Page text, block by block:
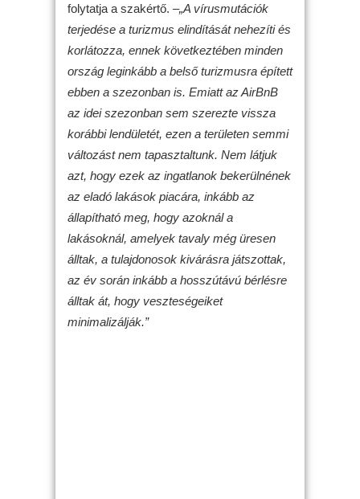
folytatja a szakértő. –„A vírusmutációk
terjedése a turizmus elindítását nehezíti és
korlátozza, ennek következtében minden
ország leginkább a belső turizmusra épített
ebben a szezonban is. Emiatt az AirBnB
az idei szezonban sem szerezte vissza
korábbi lendületét, ezen a területen semmi
változást nem tapasztaltunk. Nem látjuk
azt, hogy ezek az ingatlanok bekerülnének
az eladó lakások piacára, inkább az
állapítható meg, hogy azoknál a
lakásoknál, amelyek tavaly még üresen
álltak, a tulajdonosok kivárásra játszottak,
az év során inkább a hosszútávú bérlésre
álltak át, hogy veszteségeiket
minimalizálják.”